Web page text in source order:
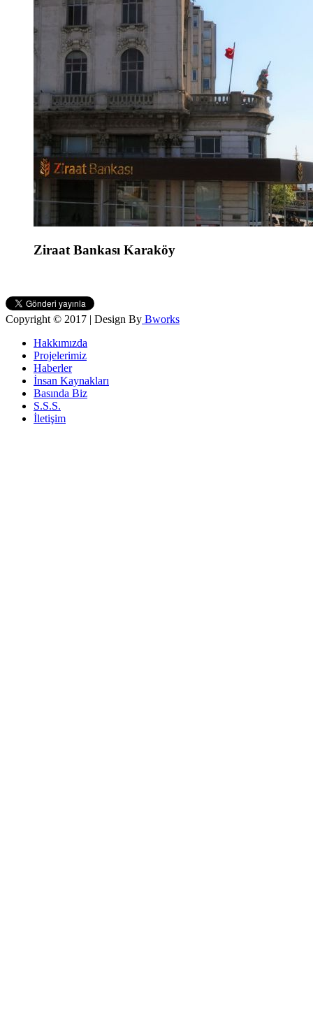
Ziraat Bankası Karaköy
Copyright © 2017 | Design By Bworks
Hakkımızda
Projelerimiz
Haberler
İnsan Kaynakları
Basında Biz
S.S.S.
İletişim